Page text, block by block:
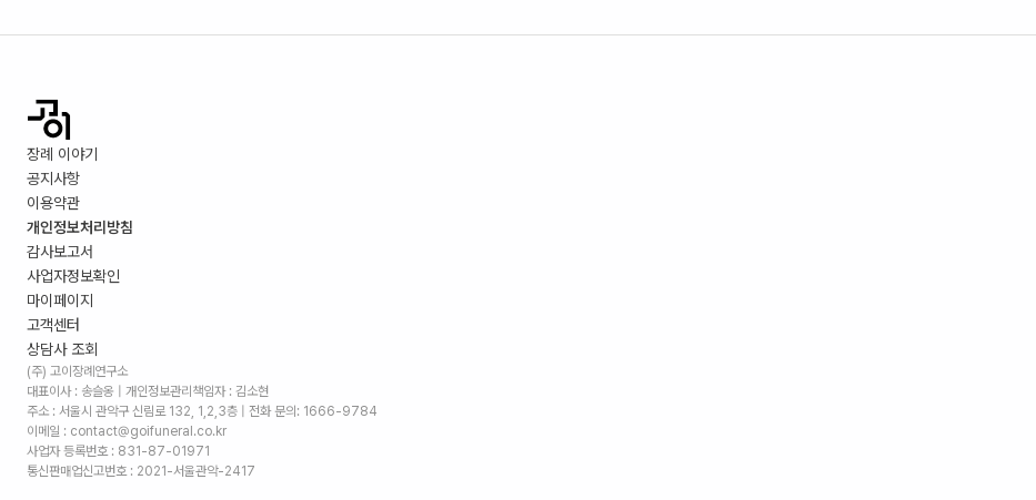
장례 이야기
공지사항
이용약관
개인정보처리방침
감사보고서
사업자정보확인
마이페이지
고객센터
상담사 조회
(주) 고이장례연구소
대표이사 : 송슬옹 | 개인정보관리책임자 : 김소현
주소 : 서울시 관악구 신림로 132, 1,2,3층 | 전화 문의: 1666-9784
이메일 : contact@goifuneral.co.kr
사업자 등록번호 : 831-87-01971
통신판매업신고번호 : 2021-서울관악-2417